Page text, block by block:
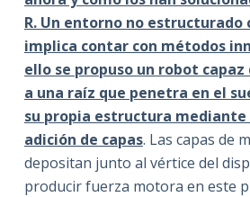
R. Un entorno no estructurado
implica contar con métodos
ello se propuso un robot
a una raíz que penetra en el
su propia estructura mediante
adición de capas. Las capas de
depositan junto al vértice del
producir fuerza motora en este